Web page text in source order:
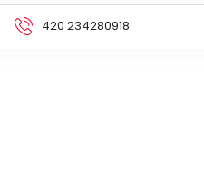
DEKORACE
420 234280918